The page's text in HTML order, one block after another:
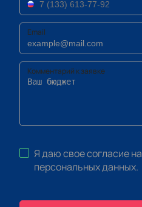
Email
Комментарий к заявке
Я даю свое согласие на
персональных данных.